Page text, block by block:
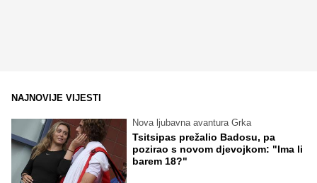
NAJNOVIJE VIJESTI
Nova ljubavna avantura Grka
Tsitsipas prežalio Badosu, pa
pozirao s novom djevojkom: "Ima li
barem 18?"